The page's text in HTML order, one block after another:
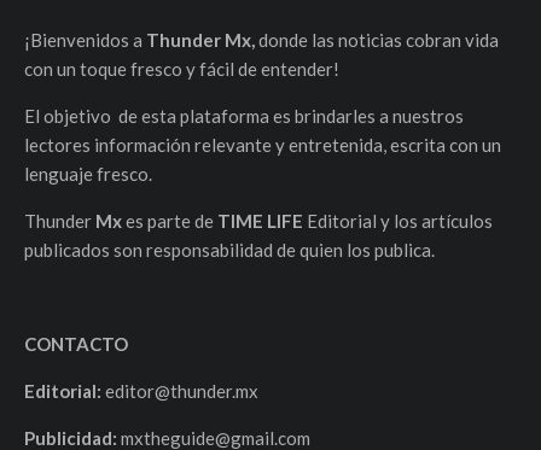
¡Bienvenidos a Thunder Mx,donde las noticias cobran vida
con un toque fresco y fácil de entender!
El objetivo de esta plataforma es brindarles a nuestros
lectores información relevante y entretenida, escrita con un
lenguaje fresco.
Thunder Mxes parte de TIME LIFE Editorial y los artículos
publicados son responsabilidad de quien los publica.
CONTACTO
Editorial: editor@thunder.mx
Publicidad: mxtheguide@gmail.com